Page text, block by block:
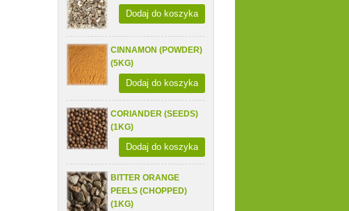
Dodaj do koszyka
CINNAMON (POWDER)
(5KG)
Dodaj do koszyka
CORIANDER (SEEDS)
(1KG)
Dodaj do koszyka
BITTER ORANGE
PEELS (CHOPPED)
(1KG)